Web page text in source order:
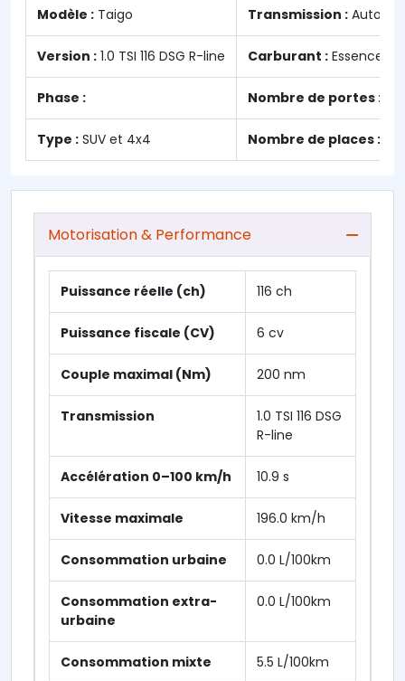
Modèle : Taigo Transmission :
Version : 1.0 TSI 116 DSG R-line Carburant : Essence
Phase : Nombre de portes :
Type : SUV et 4x4 Nombre de places :
Motorisation & Performance
Puissance réelle (ch) 116 ch
Puissance fiscale (CV) 6 cv
Couple maximal (Nm) 200 nm
Transmission
1.0 TSI 116 DSG
R-line
Accélération 0–100 km/h 10.9 s
Vitesse maximale 196.0 km/h
Consommation urbaine 0.0 L/100km
Consommation extra-
urbaine
0.0 L/100km
Consommation mixte 5.5 L/100km